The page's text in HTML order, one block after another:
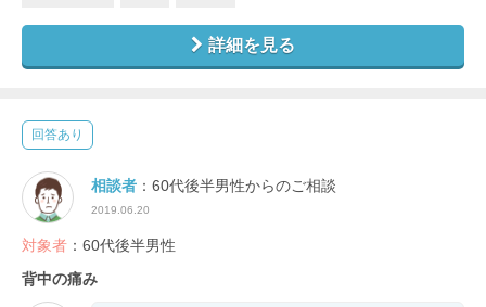
詳細を見る
回答あり
相談者 ：60代後半男性からのご相談
2019.06.20
対象者 ：60代後半男性
背中の痛み